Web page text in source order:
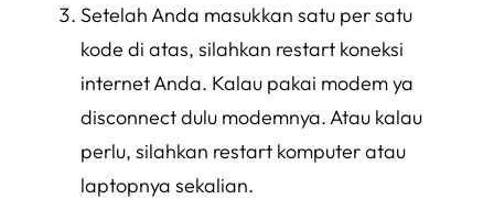
Setelah Anda masukkan satu per satu
kode di atas, silahkan restart koneksi
internet Anda. Kalau pakai modem ya
disconnect dulu modemnya. Atau kalau
perlu, silahkan restart komputer atau
laptopnya sekalian.